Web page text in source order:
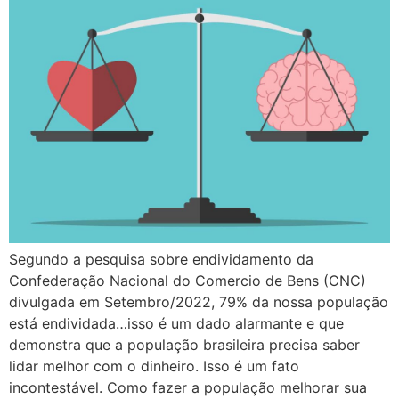
Segundo a pesquisa sobre endividamento da
Confederação Nacional do Comercio de Bens (CNC)
divulgada em Setembro/2022, 79% da nossa população
está endividada…isso é um dado alarmante e que
demonstra que a população brasileira precisa saber
lidar melhor com o dinheiro. Isso é um fato
incontestável. Como fazer a população melhorar sua